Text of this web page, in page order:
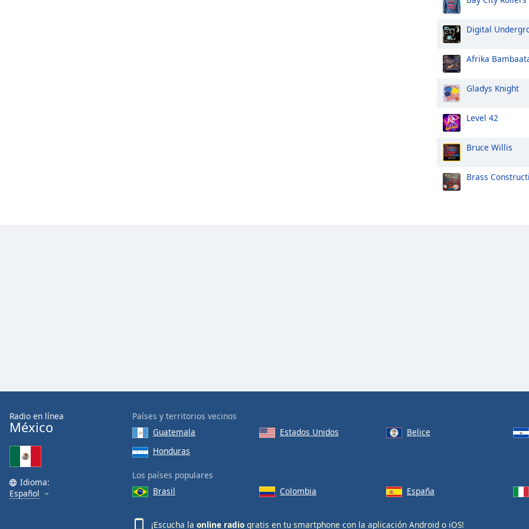
Font
Family
Reset
Digital
Afrika
Gladys Knight
Level 42
Bruce Willis
Brass
Radio en línea
México
Idioma:
Español
Países y territorios vecinos
Guatemala
Estados Unidos Belice
Honduras
Los países populares
Brasil
Colombia España
¡Escucha la online radio gratis en tu smartphone con la aplicación Android o iOS!